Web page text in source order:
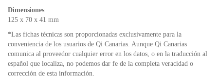
Dimensiones
125 x 70 x 41 mm
*Las fichas técnicas son proporcionadas exclusivamente para la
conveniencia de los usuarios de Qi Canarias. Aunque Qi Canarias
comunica al proveedor cualquier error en los datos, o en la traducción al
español que localiza, no podemos dar fe de la completa veracidad o
corrección de esta información.